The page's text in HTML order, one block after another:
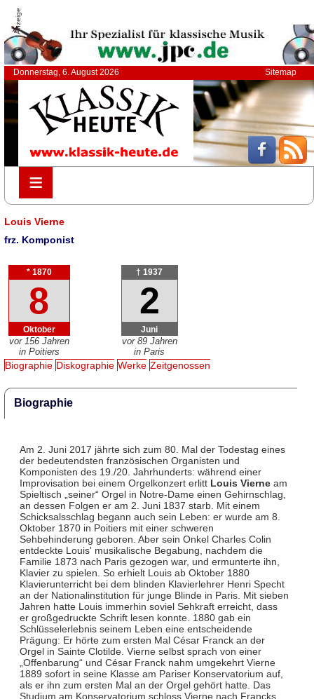
Anzeige
Donnerstag, 6. August 2026 Sitemap
≡
≡
Louis Vierne
frz. Komponist
* 1870
8
Oktober
vor 156 Jahren
in Poitiers
† 1937
2
Juni
vor 89 Jahren
in Paris
Biographie Diskographie Werke Zeitgenossen
Biographie
Am 2. Juni 2017 jährte sich zum 80. Mal der Todestag eines
der bedeutendsten französischen Organisten und
Komponisten des 19./20. Jahrhunderts: während einer
Improvisation bei einem Orgelkonzert erlitt Louis Vierneam
Spieltisch „seiner“ Orgel in Notre-Dame einen Gehirnschlag,
an dessen Folgen er am 2. Juni 1837 starb. Mit einem
Schicksalsschlag begann auch sein Leben: er wurde am 8.
Oktober 1870 in Poitiers mit einer schweren
Sehbehinderung geboren. Aber sein Onkel Charles Colin
entdeckte Louis' musikalische Begabung, nachdem die
Familie 1873 nach Paris gezogen war, und ermunterte ihn,
Klavier zu spielen. So erhielt Louis ab Oktober 1880
Klavierunterricht bei dem blinden Klavierlehrer Henri Specht
an der Nationalinstitution für junge Blinde in Paris. Mit sieben
Jahren hatte Louis immerhin soviel Sehkraft erreicht, dass
er großgedruckte Schrift lesen konnte. 1880 gab ein
Schlüsselerlebnis seinem Leben eine entscheidende
Prägung: Er hörte zum ersten Mal César Franck an der
Orgel in Sainte Clotilde. Vierne selbst sprach von einer
„Offenbarung“ und César Franck nahm umgekehrt Vierne
1889 sofort in seine Klasse am Pariser Konservatorium auf,
als er ihn zum ersten Mal an der Orgel gehört hatte. Das
Studium am Konservatorium schloss Vierne nach Francks